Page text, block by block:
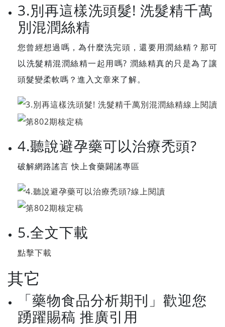
3.別再這樣洗頭髮! 洗髮精千萬
別混潤絲精
您曾經想過嗎，為什麼洗完頭，還要用潤絲精？那可
以洗髮精混潤絲精一起用嗎? 潤絲精真的只是為了讓
頭髮變柔軟嗎？進入文章來了解。
4.聽說避孕藥可以治療禿頭?
破解網路謠言 快上食藥闢謠專區
5.全文下載
點擊下載
其它
「藥物食品分析期刊」歡迎您
踴躍賜稿 推廣引用